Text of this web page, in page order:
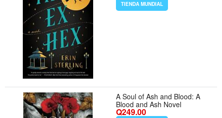
TIENDA MUNDIAL
A Soul of Ash and Blood: A
Blood and Ash Novel
Q249.00